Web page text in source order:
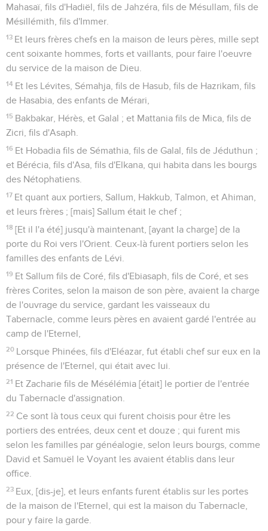
Mahasaï, fils d'Hadiël, fils de Jahzéra, fils de Mésullam, fils de
Mésillémith, fils d'Immer.
13 Et leurs frères chefs en la maison de leurs pères, mille sept
cent soixante hommes, forts et vaillants, pour faire l'oeuvre
du service de la maison de Dieu.
14 Et les Lévites, Sémahja, fils de Hasub, fils de Hazrikam, fils
de Hasabia, des enfants de Mérari,
15 Bakbakar, Hérès, et Galal ; et Mattania fils de Mica, fils de
Zicri, fils d'Asaph.
16 Et Hobadia fils de Sémathia, fils de Galal, fils de Jéduthun ;
et Bérécia, fils d'Asa, fils d'Elkana, qui habita dans les bourgs
des Nétophatiens.
17 Et quant aux portiers, Sallum, Hakkub, Talmon, et Ahiman,
et leurs frères ; [mais] Sallum était le chef ;
18 [Et il l'a été] jusqu'à maintenant, [ayant la charge] de la
porte du Roi vers l'Orient. Ceux-là furent portiers selon les
familles des enfants de Lévi.
19 Et Sallum fils de Coré, fils d'Ebiasaph, fils de Coré, et ses
frères Corites, selon la maison de son père, avaient la charge
de l'ouvrage du service, gardant les vaisseaux du
Tabernacle, comme leurs pères en avaient gardé l'entrée au
camp de l'Eternel,
20 Lorsque Phinées, fils d'Eléazar, fut établi chef sur eux en la
présence de l'Eternel, qui était avec lui.
21 Et Zacharie fils de Mésélémia [était] le portier de l'entrée
du Tabernacle d'assignation.
22 Ce sont là tous ceux qui furent choisis pour être les
portiers des entrées, deux cent et douze ; qui furent mis
selon les familles par généalogie, selon leurs bourgs, comme
David et Samuël le Voyant les avaient établis dans leur
office.
23 Eux, [dis-je], et leurs enfants furent établis sur les portes
de la maison de l'Eternel, qui est la maison du Tabernacle,
pour y faire la garde.